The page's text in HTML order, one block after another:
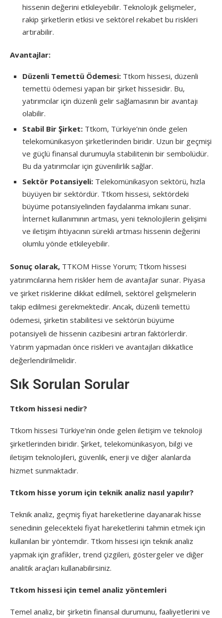
hissenin değerini etkileyebilir. Teknolojik gelişmeler,
rakip şirketlerin etkisi ve sektörel rekabet bu riskleri
artırabilir.
Avantajlar:
Düzenli Temettü Ödemesi: Ttkom hissesi, düzenli
temettü ödemesi yapan bir şirket hissesidir. Bu,
yatırımcılar için düzenli gelir sağlamasının bir avantajı
olabilir.
Stabil Bir Şirket: Ttkom, Türkiye’nin önde gelen
telekomünikasyon şirketlerinden biridir. Uzun bir geçmişi
ve güçlü finansal durumuyla stabilitenin bir sembolüdür.
Bu da yatırımcılar için güvenilirlik sağlar.
Sektör Potansiyeli: Telekomünikasyon sektörü, hızla
büyüyen bir sektördür. Ttkom hissesi, sektördeki
büyüme potansiyelinden faydalanma imkanı sunar.
İnternet kullanımının artması, yeni teknolojilerin gelişimi
ve iletişim ihtiyacının sürekli artması hissenin değerini
olumlu yönde etkileyebilir.
Sonuç olarak, TTKOM Hisse Yorum; Ttkom hissesi
yatırımcılarına hem riskler hem de avantajlar sunar. Piyasa
ve şirket risklerine dikkat edilmeli, sektörel gelişmelerin
takip edilmesi gerekmektedir. Ancak, düzenli temettü
ödemesi, şirketin stabilitesi ve sektörün büyüme
potansiyeli de hissenin cazibesini artıran faktörlerdir.
Yatırım yapmadan önce riskleri ve avantajları dikkatlice
değerlendirilmelidir.
Sık Sorulan Sorular
Ttkom hissesi nedir?
Ttkom hissesi Türkiye’nin önde gelen iletişim ve teknoloji
şirketlerinden biridir. Şirket, telekomünikasyon, bilgi ve
iletişim teknolojileri, güvenlik, enerji ve diğer alanlarda
hizmet sunmaktadır.
Ttkom hisse yorum için teknik analiz nasıl yapılır?
Teknik analiz, geçmiş fiyat hareketlerine dayanarak hisse
senedinin gelecekteki fiyat hareketlerini tahmin etmek için
kullanılan bir yöntemdir. Ttkom hissesi için teknik analiz
yapmak için grafikler, trend çizgileri, göstergeler ve diğer
analitik araçları kullanabilirsiniz.
Ttkom hissesi için temel analiz yöntemleri
Temel analiz, bir şirketin finansal durumunu, faaliyetlerini ve